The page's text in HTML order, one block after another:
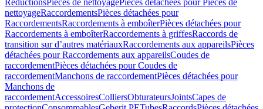
RéductionsPièces de nettoyagePièces détachées pour Pièces de
nettoyageRaccordementsPièces détachées pour
RaccordementsRaccordements à emboîterPièces détachées pour
Raccordements à emboîterRaccordements à griffesRaccords de
transition sur d’autres matériauxRaccordements aux appareilsPièces
détachées pour Raccordements aux appareilsCoudes de
raccordementPièces détachées pour Coudes de
raccordementManchons de raccordementPièces détachées pour
Manchons de
raccordementAccessoiresColliersObturateursJointsCapes de